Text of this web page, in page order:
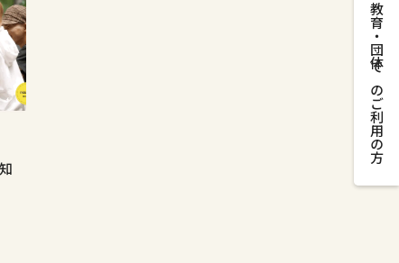
教育・団体でのご利用の方